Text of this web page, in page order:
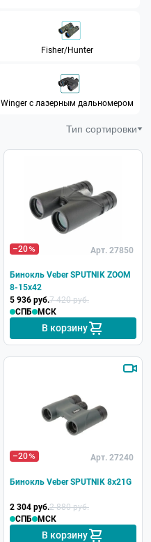
Fisher/Hunter
Winger с лазерным дальномером
Тип сортировки
–20 Арт. 27850
Бинокль Veber SPUTNIK ZOOM
8-15х42
5 936 руб.7 420 руб.
СПБ
МСК
В корзину
–20 Арт. 27240
Бинокль Veber SPUTNIK 8х21G
2 304 руб.2 880 руб.
СПБ
МСК
В корзину